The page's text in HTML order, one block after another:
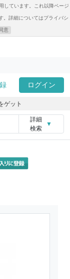
しています。これ以降ページ
。詳細についてはプライバシ
同意
ログイン
ゲット
詳細
検索
▼